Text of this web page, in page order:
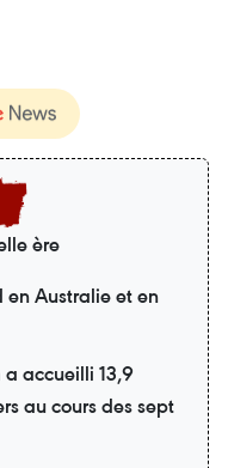
ère
en Australie et en
accueilli 13,9
au cours des sept